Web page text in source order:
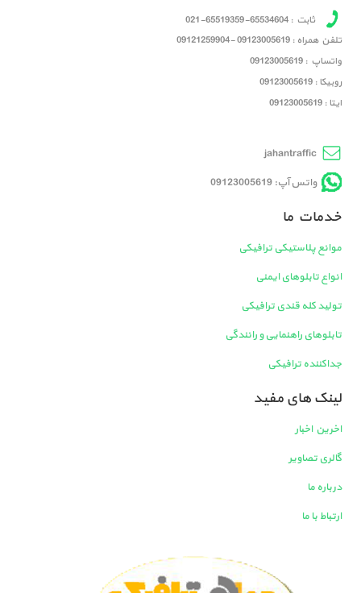
ثابت : 65534604-65519359-021
تلفن همراه : 09123005619 -09121259904
واتساپ : 09123005619
روبیکا : 09123005619
ایتا : 09123005619
jahantraffic
واتس آپ: 09123005619
خدمات ما
موانع پلاستیکی ترافیکی
انواع تابلوهای ایمنی
تولید کله قندی ترافیکی
تابلوهای راهنمایی و رانندگی
جداکننده ترافیکی
لینک های مفید
اخرین اخبار
گالری تصاویر
درباره ما
ارتباط با ما